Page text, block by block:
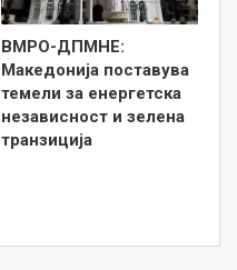
ВМРО-ДПМНЕ:
Македонија поставува
темели за енергетска
независност и зелена
транзиција